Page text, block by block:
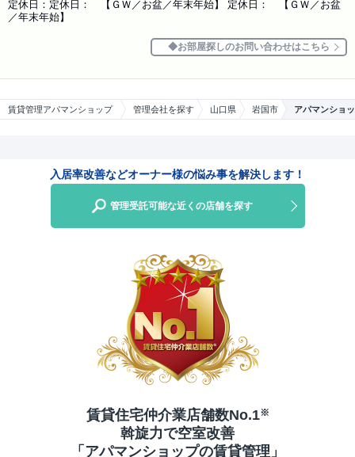
賃貸管理アパマンショップ 管理会社を探す 山口県 岩国市 アパマンショ
定休日：定休日： 【ＧＷ／お盆／年末年始】 定休日： 【ＧＷ／お盆
／年末年始】
お部屋探しのお問い合わせはこちら
入居率改善などオーナー様の悩み事を解決します！
管理受託可能な近くの店舗を探す
賃貸住宅仲介業店舗数No.1※
斡旋力で空室改善
「アパマンショップの賃貸管理」